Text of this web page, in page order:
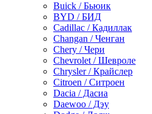
Buick / Бьюик
BYD / БИД
Cadillac / Кадиллак
Changan / Ченган
Chery / Чери
Chevrolet / Шевроле
Chrysler / Крайслер
Citroen / Ситроен
Dacia / Дасиа
Daewoo / Дэу